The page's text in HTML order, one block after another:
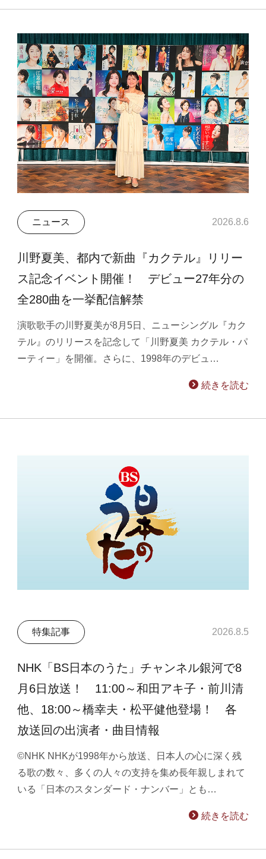
ニュース 2026.8.6
川野夏美、都内で新曲『カクテル』リリー
ス記念イベント開催！ デビュー27年分の
全280曲を一挙配信解禁
演歌歌手の川野夏美が8月5日、ニューシングル『カク
テル』のリリースを記念して「川野夏美 カクテル・パ
ーティー」を開催。さらに、1998年のデビュ…
続きを読む
特集記事 2026.8.5
NHK「BS日本のうた」チャンネル銀河で8
月6日放送！ 11:00～和田アキ子・前川清
他、18:00～橋幸夫・松平健他登場！ 各
放送回の出演者・曲目情報
©NHK NHKが1998年から放送、日本人の心に深く残
る歌の数々、多くの人々の支持を集め長年親しまれて
いる「日本のスタンダード・ナンバー」とも…
続きを読む